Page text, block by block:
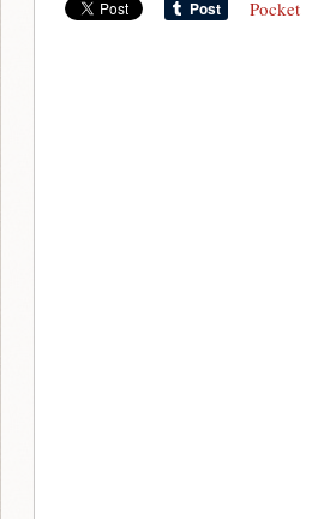
Pocket